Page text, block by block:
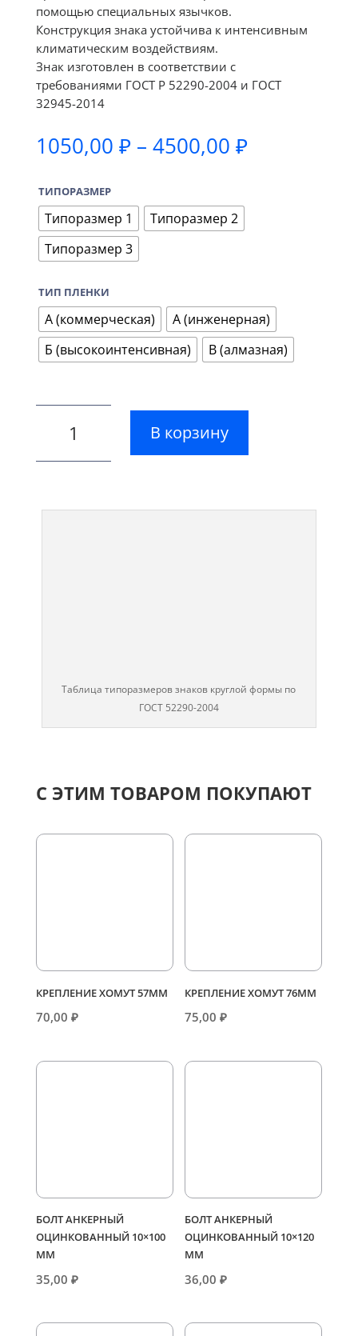
помощью специальных язычков.
Конструкция знака устойчива к интенсивным
климатическим воздействиям.
Знак изготовлен в соответствии с
требованиями ГОСТ Р 52290-2004 и ГОСТ
32945-2014
1050,00 ₽ – 4500,00 ₽Диапазон
ТИПОРАЗМЕР
Типоразмер 1
Типоразмер 2
Типоразмер 3
ТИП ПЛЕНКИ
А (коммерческая)
А (инженерная)
Б (высокоинтенсивная)
В (алмазная)
В корзину
Таблица типоразмеров знаков круглой формы по
ГОСТ 52290-2004
С ЭТИМ ТОВАРОМ ПОКУПАЮТ
КРЕПЛЕНИЕ ХОМУТ 57ММ
70,00 ₽
КРЕПЛЕНИЕ ХОМУТ 76ММ
75,00₽
БОЛТ АНКЕРНЫЙ
ОЦИНКОВАННЫЙ 10×100
ММ
35,00 ₽
БОЛТ АНКЕРНЫЙ
ОЦИНКОВАННЫЙ 10×120
ММ
36,00₽